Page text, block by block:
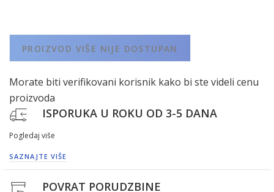
PROIZVOD VIŠE NIJE DOSTUPAN
Morate biti verifikovani korisnik kako bi ste videli cenu
proizvoda
ISPORUKA U ROKU OD 3-5 DANA
Pogledaj više
SAZNAJTE VIŠE
POVRAT PORUDZBINE